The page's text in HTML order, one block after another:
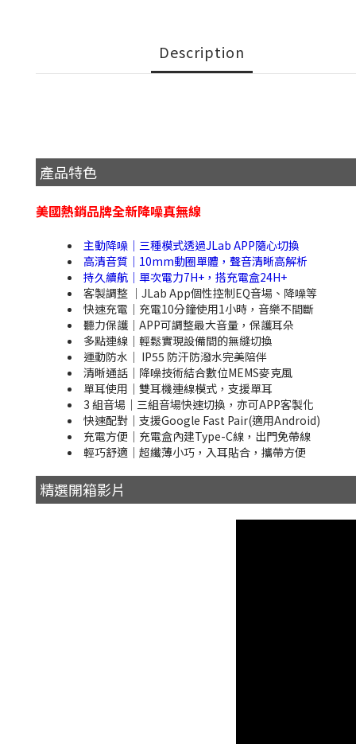
Description
產品特色
美國熱銷品牌全新降噪真無線
主動降噪｜三種模式透過JLab APP隨心切換
高清音質｜10mm動圈單體，聲音清晰高解析
持久續航｜單次電力7H+，搭充電盒24H+
客製調整 ｜JLab App個性控制EQ音場、降噪等
快速充電｜充電10分鐘使用1小時，音樂不間斷
聽力保護｜APP可調整最大音量，保護耳朵
多點連線｜輕鬆實現設備間的無縫切換
運動防水｜ IP55 防汗防潑水完美陪伴
清晰通話｜降噪技術結合數位MEMS麥克風
單耳使用｜雙耳機連線模式，支援單耳
3 組音場｜三組音場快速切換，亦可APP客製化
快速配對｜支援Google Fast Pair(適用Android)
充電方便｜充電盒內建Type-C線，出門免帶線
輕巧舒適｜超纖薄小巧，入耳貼合，攜帶方便
精選開箱影片